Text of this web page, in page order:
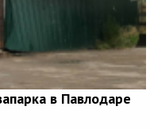
в Павлодаре